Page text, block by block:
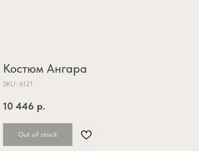
Костюм Ангара
SKU: 6121
10 446 р.
Out of stock